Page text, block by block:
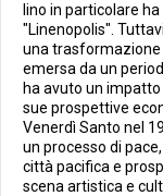
lino in particolare
"Linenopolis".
una trasformazione
emersa da un
ha avuto un
sue prospettive
Venerdì Santo nel
un processo di
città pacifica e
scena artistica e